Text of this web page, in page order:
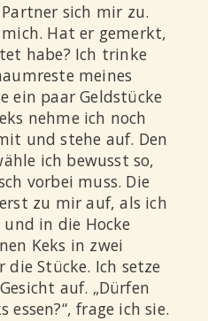
sich mir zu.
Hat er gemerkt,
habe? Ich trinke
meines
ein paar Geldstücke
nehme ich noch
und stehe auf. Den
ich bewusst so,
vorbei muss. Die
zu mir auf, als ich
in die Hocke
Keks in zwei
Stücke. Ich setze
auf. „Dürfen
essen?“, frage ich sie.